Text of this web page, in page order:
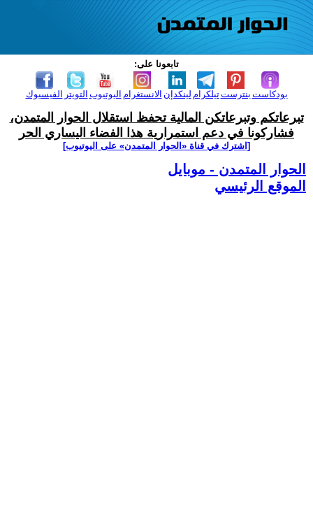
تابعونا على:
الفيسبوك التويتر اليوتيوب الانستغرام لينكدإن تيلكرامبنترست بودكاست
تبرعاتكم وتبرعاتكن المالية تحفظ استقلال الحوار المتمدن،
فشاركونا في دعم استمرارية هذا الفضاء اليساري الحر
[اشترك في قناة ‫«الحوار المتمدن» على اليوتيوب]
الحوار المتمدن - موبايل
الموقع الرئيسي